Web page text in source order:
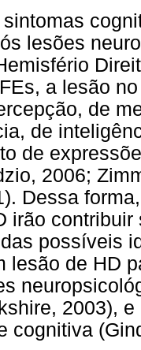
lesões
a lesão
de
de
de
2006;
Dessa
irão
possíveis
lesão de HD
2003),
cognitiva